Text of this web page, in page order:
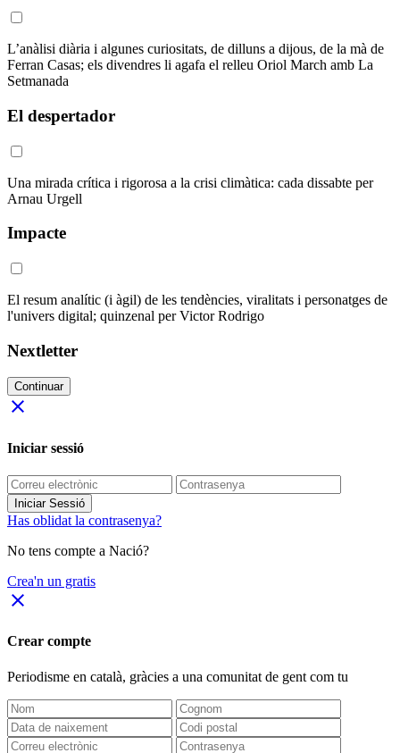
L’anàlisi diària i algunes curiositats, de dilluns a dijous, de la mà de
Ferran Casas; els divendres li agafa el relleu Oriol March amb La
Setmanada
El despertador
Una mirada crítica i rigorosa a la crisi climàtica: cada dissabte per
Arnau Urgell
Impacte
El resum analític (i àgil) de les tendències, viralitats i personatges de
l'univers digital; quinzenal per Victor Rodrigo
Nextletter
Continuar
close
Iniciar sessió
Iniciar Sessió
Has oblidat la contrasenya?
No tens compte a Nació?
Crea'n un gratis
close
Crear compte
Periodisme en català, gràcies a una comunitat de gent com tu